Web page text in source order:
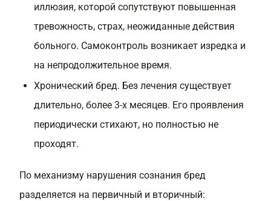
иллюзия, которой сопутствуют повышенная
тревожность, страх, неожиданные действия
больного. Самоконтроль возникает изредка и
на непродолжительное время.
Хронический бред. Без лечения существует
длительно, более 3-х месяцев. Его проявления
периодически стихают, но полностью не
проходят.
По механизму нарушения сознания бред
разделяется на первичный и вторичный: